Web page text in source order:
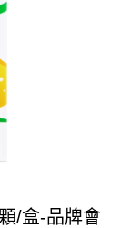
/盒-品牌會